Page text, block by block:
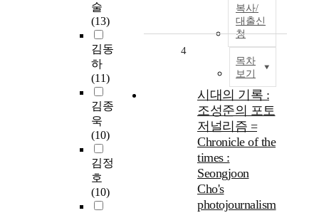
술
(13)
김동
하
(11)
김종
욱
(10)
김정
호
(10)
복사/
대출신
청
목차
보기
4
시대의 기록 :
조성준의 포토
저널리즘 =
Chronicle of the
times :
Seongjoon
Cho's
photojournalism